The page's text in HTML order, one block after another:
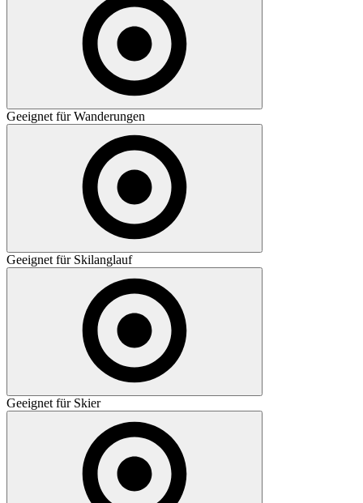
Geeignet für Wanderungen
Geeignet für Skilanglauf
Geeignet für Skier